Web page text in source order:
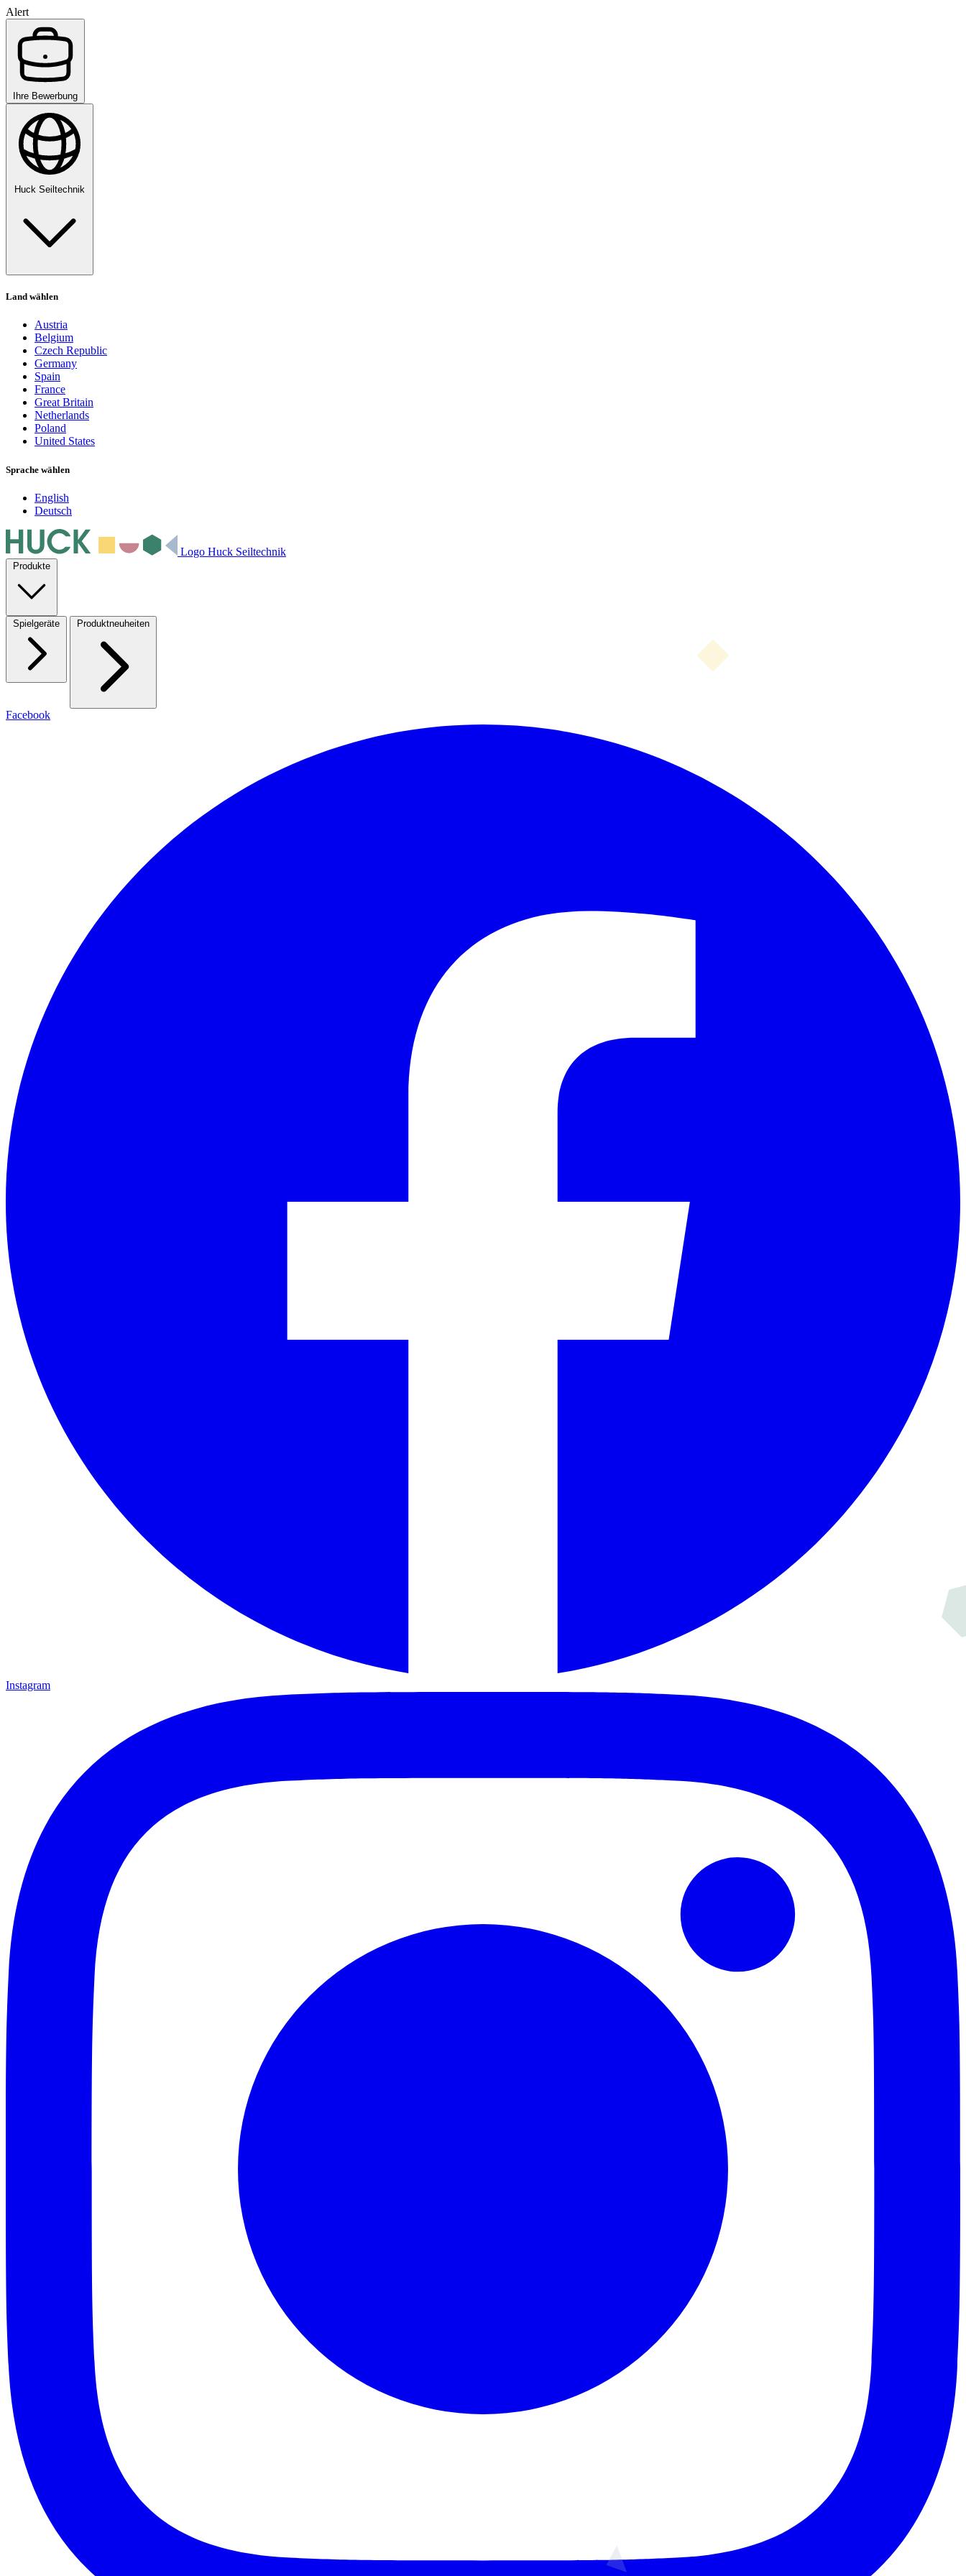
Alert
Ihre Bewerbung
Huck Seiltechnik
Land wählen
Austria
Belgium
Czech Republic
Germany
Spain
France
Great Britain
Netherlands
Poland
United States
Sprache wählen
English
Deutsch
Logo Huck Seiltechnik
Produkte
Spielgeräte Produktneuheiten
Facebook
Instagram